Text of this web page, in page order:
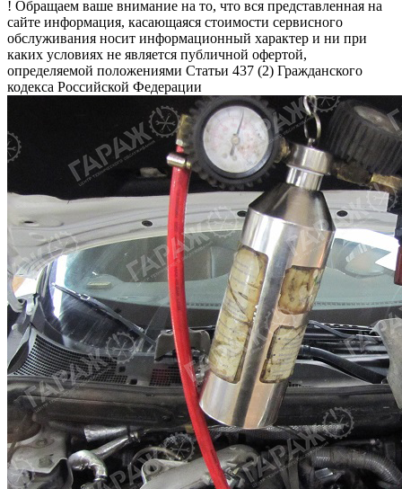
! Обращаем ваше внимание на то, что вся представленная на
сайте информация, касающаяся стоимости сервисного
обслуживания носит информационный характер и ни при
каких условиях не является публичной офертой,
определяемой положениями Статьи 437 (2) Гражданского
кодекса Российской Федерации